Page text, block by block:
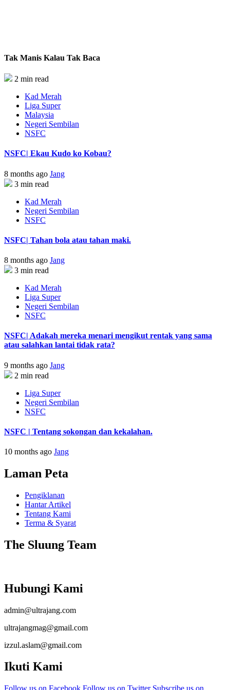
Tak Manis Kalau Tak Baca
2 min read
Kad Merah
Liga Super
Malaysia
Negeri Sembilan
NSFC
NSFC| Ekau Kudo ko Kobau?
8 months ago Jang
3 min read
Kad Merah
Negeri Sembilan
NSFC
NSFC| Tahan bola atau tahan maki.
8 months ago Jang
3 min read
Kad Merah
Liga Super
Negeri Sembilan
NSFC
NSFC| Adakah mereka menari mengikut rentak yang sama
atau salahkan lantai tidak rata?
9 months ago Jang
2 min read
Liga Super
Negeri Sembilan
NSFC
NSFC | Tentang sokongan dan kekalahan.
10 months ago Jang
Laman Peta
Pengiklanan
Hantar Artikel
Tentang Kami
Terma & Syarat
The Sluung Team
Hubungi Kami
admin@ultrajang.com
ultrajangmag@gmail.com
izzul.aslam@gmail.com
Ikuti Kami